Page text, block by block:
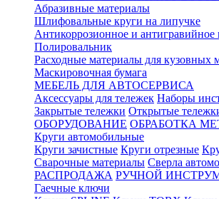
Абразивные материалы
Шлифовальные круги на липучке
Антикоррозионное и антигравийное
Полировальник
Расходные материалы для кузовных
Маскировочная бумага
МЕБЕЛЬ ДЛЯ АВТОСЕРВИСА
Аксессуары для тележек Наборы
Закрытые тележки Открытые
ОБОРУДОВАНИЕ ОБРАБОТКА
Круги автомобильные
Круги зачистные Круги отрезные
Сварочные материалы Сверла
РАСПРОДАЖА РУЧНОЙ
Гаечные ключи